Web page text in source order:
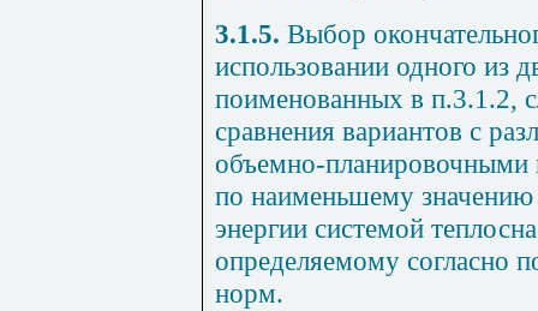
3.1.5. Выбор
использовании одного из
поименованных в п.3.1.2,
сравнения вариантов с
объемно-
по наименьшему значению
энергии системой
определяемому согласно
норм.